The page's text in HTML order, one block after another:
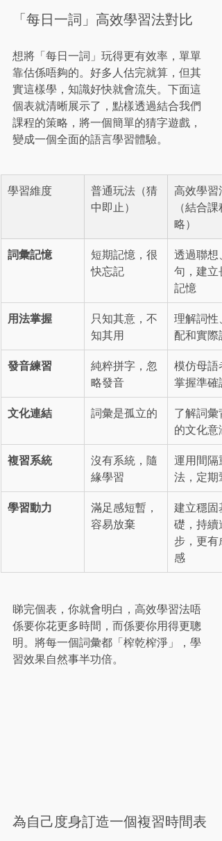
「每日一詞」高效學習法對比
想將「每日一詞」玩得更有效率，單單
靠估係唔夠的。好多人估完就算，但其
實這樣學，知識好快就會流失。下面這
個表就清晰展示了，點樣透過結合我們
課程的策略，將一個簡單的猜字遊戲，
變成一個全面的語言學習體驗。
學習維度
普通玩法（猜
中即止）
高效學習法
（結合課
略）
詞彙記憶
短期記憶，很
快忘記
透過聯想
句，建立
記憶
用法掌握
只知其意，不
知其用
理解詞性
配和實際
發音練習
純粹拼字，忽
略發音
模仿母語
掌握準確
文化連結 詞彙是孤立的
了解詞彙
的文化意涵
複習系統
沒有系統，隨
緣學習
運用間隔
法，定期
學習動力
滿足感短暫，
容易放棄
建立穩固基
礎，持續進
步，更有
感
睇完個表，你就會明白，高效學習法唔
係要你花更多時間，而係要你用得更聰
明。將每一個詞彙都「榨乾榨淨」，學
習效果自然事半功倍。
為自己度身訂造一個複習時間表